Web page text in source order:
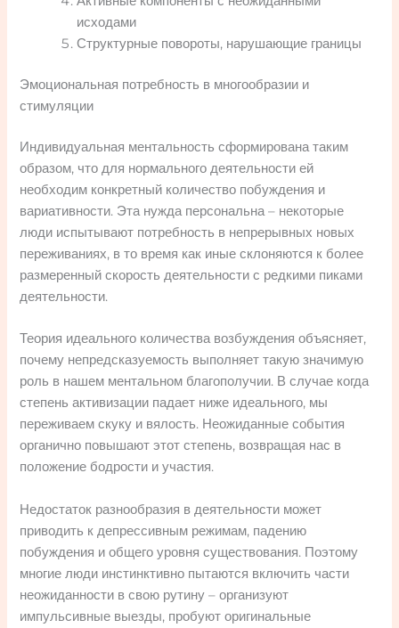
исходами
Структурные повороты, нарушающие границы
Эмоциональная потребность в многообразии и
стимуляции
Индивидуальная ментальность сформирована таким
образом, что для нормального деятельности ей
необходим конкретный количество побуждения и
вариативности. Эта нужда персональна – некоторые
люди испытывают потребность в непрерывных новых
переживаниях, в то время как иные склоняются к более
размеренный скорость деятельности с редкими пиками
деятельности.
Теория идеального количества возбуждения объясняет,
почему непредсказуемость выполняет такую значимую
роль в нашем ментальном благополучии. В случае когда
степень активизации падает ниже идеального, мы
переживаем скуку и вялость. Неожиданные события
органично повышают этот степень, возвращая нас в
положение бодрости и участия.
Недостаток разнообразия в деятельности может
приводить к депрессивным режимам, падению
побуждения и общего уровня существования. Поэтому
многие люди инстинктивно пытаются включить части
неожиданности в свою рутину – организуют
импульсивные выезды, пробуют оригинальные